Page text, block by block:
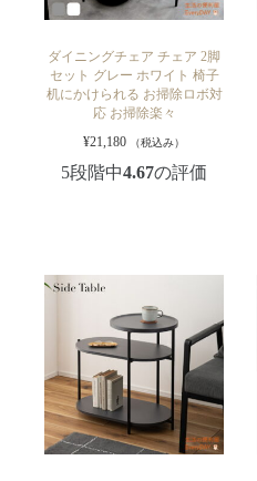
ダイニングチェア チェア 2脚
セット グレー ホワイト 椅子
机にかけられる お掃除ロボ対
応 お掃除楽々
¥21,180 （税込み）
5段階中4.67の評価